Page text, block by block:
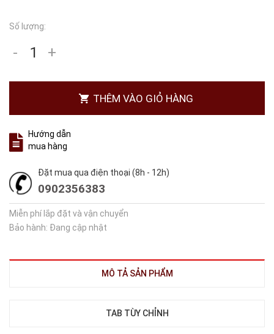
Số lượng:
- +
THÊM VÀO GIỎ HÀNG
Hướng dẫn
mua hàng
Đặt mua qua điện thoại (8h - 12h)
0902356383
Miễn phí lắp đặt và vận chuyển
Bảo hành: Đang cập nhật
MÔ TẢ SẢN PHẨM
TAB TÙY CHỈNH